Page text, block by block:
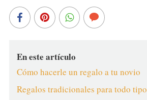
En este artículo
Cómo hacerle un regalo a tu novio
Regalos tradicionales para todo